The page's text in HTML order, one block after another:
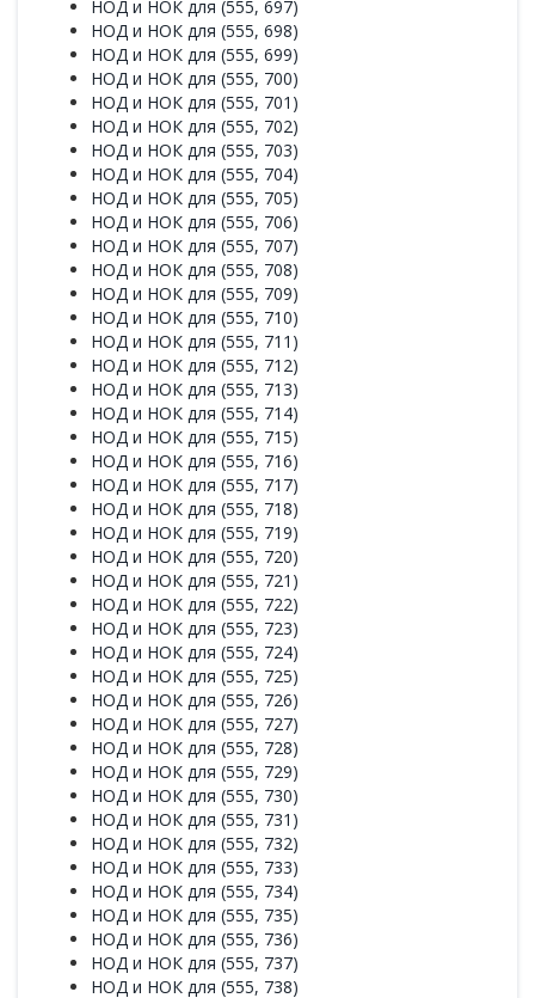
НОД и НОК для (555, 697)
НОД и НОК для (555, 698)
НОД и НОК для (555, 699)
НОД и НОК для (555, 700)
НОД и НОК для (555, 701)
НОД и НОК для (555, 702)
НОД и НОК для (555, 703)
НОД и НОК для (555, 704)
НОД и НОК для (555, 705)
НОД и НОК для (555, 706)
НОД и НОК для (555, 707)
НОД и НОК для (555, 708)
НОД и НОК для (555, 709)
НОД и НОК для (555, 710)
НОД и НОК для (555, 711)
НОД и НОК для (555, 712)
НОД и НОК для (555, 713)
НОД и НОК для (555, 714)
НОД и НОК для (555, 715)
НОД и НОК для (555, 716)
НОД и НОК для (555, 717)
НОД и НОК для (555, 718)
НОД и НОК для (555, 719)
НОД и НОК для (555, 720)
НОД и НОК для (555, 721)
НОД и НОК для (555, 722)
НОД и НОК для (555, 723)
НОД и НОК для (555, 724)
НОД и НОК для (555, 725)
НОД и НОК для (555, 726)
НОД и НОК для (555, 727)
НОД и НОК для (555, 728)
НОД и НОК для (555, 729)
НОД и НОК для (555, 730)
НОД и НОК для (555, 731)
НОД и НОК для (555, 732)
НОД и НОК для (555, 733)
НОД и НОК для (555, 734)
НОД и НОК для (555, 735)
НОД и НОК для (555, 736)
НОД и НОК для (555, 737)
НОД и НОК для (555, 738)